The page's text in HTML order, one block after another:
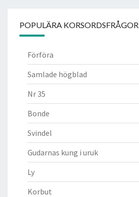
POPULÄRA KORSORDSFRÅGOR
Förföra
Samlade högblad
Nr 35
Bonde
Svindel
Gudarnas kung i uruk
Ly
Korbut